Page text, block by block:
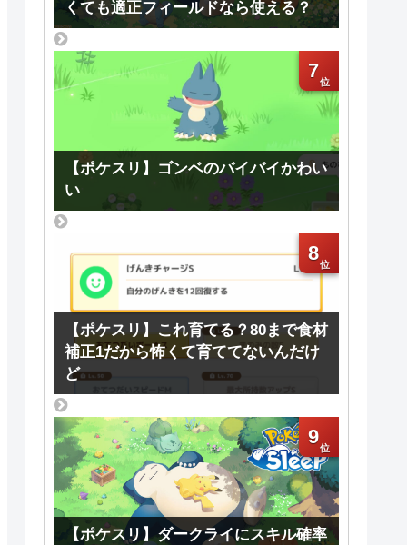
くても適正フィールドなら使える？
7
【ポケスリ】ゴンベのバイバイかわい
い
8
【ポケスリ】これ育てる？80まで食材
補正1だから怖くて育ててないんだけ
ど
9
【ポケスリ】ダークライにスキル確率